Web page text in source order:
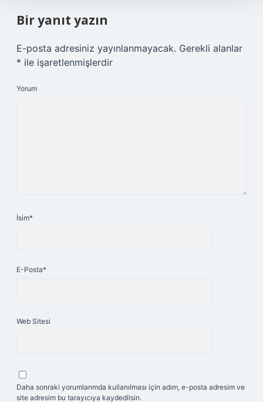
Bir yanıt yazın
E-posta adresiniz yayınlanmayacak. Gerekli alanlar
* ile işaretlenmişlerdir
Yorum
İsim*
E-Posta*
Web Sitesi
Daha sonraki yorumlarımda kullanılması için adım, e-posta adresim ve
site adresim bu tarayıcıya kaydedilsin.